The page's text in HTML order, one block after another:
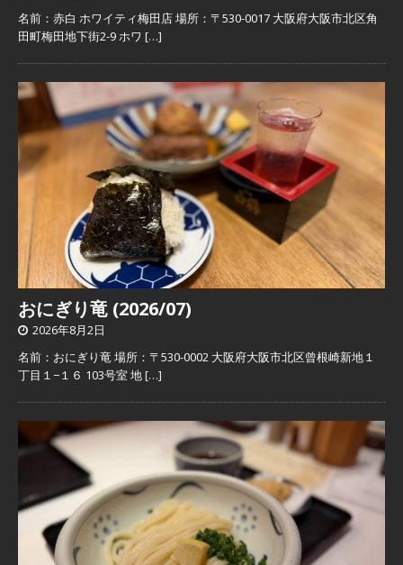
名前：赤白 ホワイティ梅田店 場所：〒530-0017 大阪府大阪市北区角
田町梅田地下街2-9 ホワ […]
おにぎり竜 (2026/07)
2026年8月2日
名前：おにぎり竜 場所：〒530-0002 大阪府大阪市北区曾根崎新地１
丁目１−１６ 103号室 地[…]